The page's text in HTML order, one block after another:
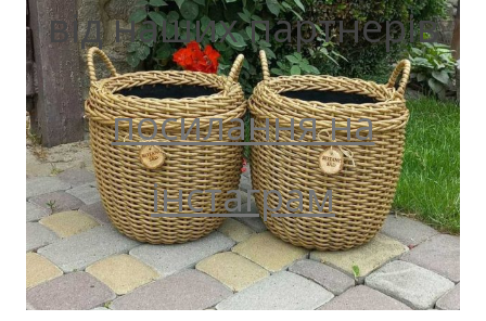
від наших партнерів
посилання на
інстаграм